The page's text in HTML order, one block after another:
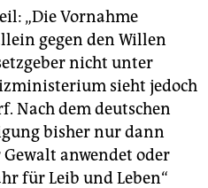
„Die Vornahme
gegen den Willen
nicht unter
sieht jedoch
Nach dem deutschen
bisher nur dann
anwendet oder
für Leib und Leben“